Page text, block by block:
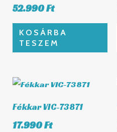
52.990Ft
KOSÁRBA
TESZEM
Fékkar VIC-73871
17.990Ft